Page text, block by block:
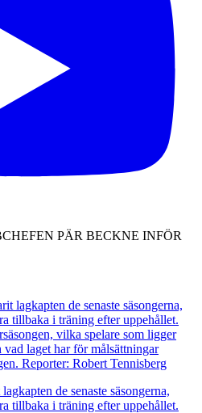
PÄR BECKNE INFÖR
de senaste säsongerna,
tillbaka i träning efter uppehållet.